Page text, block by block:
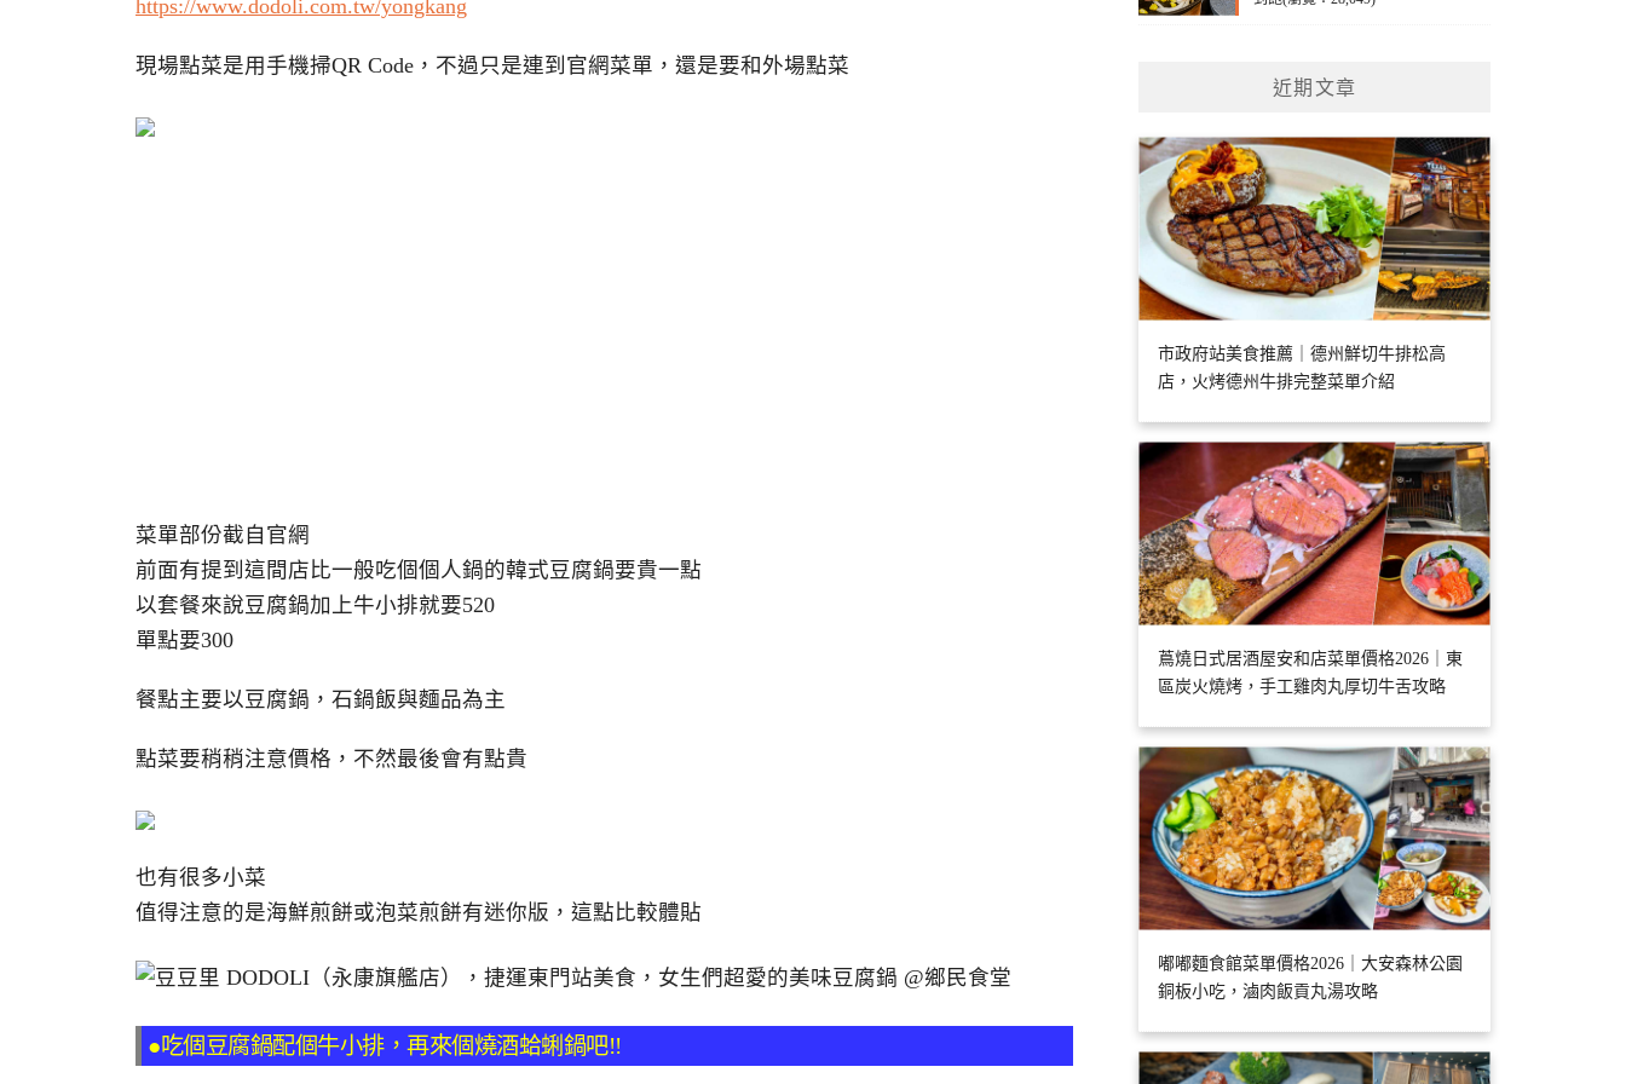
https://www.dodoli.com.tw/yongkang
現場點菜是用手機掃QR Code，不過只是連到官網菜單，還是要和外場點菜
菜單部份截自官網
前面有提到這間店比一般吃個個人鍋的韓式豆腐鍋要貴一點
以套餐來說豆腐鍋加上牛小排就要520
單點要300
餐點主要以豆腐鍋，石鍋飯與麵品為主
點菜要稍稍注意價格，不然最後會有點貴
也有很多小菜
值得注意的是海鮮煎餅或泡菜煎餅有迷你版，這點比較體貼
●吃個豆腐鍋配個牛小排，再來個燒酒蛤蜊鍋吧!!
近期文章
市政府站美食推薦｜德州鮮切牛排松高
店，火烤德州牛排完整菜單介紹
蔦燒日式居酒屋安和店菜單價格2026｜東
區炭火燒烤，手工雞肉丸厚切牛舌攻略
嘟嘟麵食館菜單價格2026｜大安森林公園
銅板小吃，滷肉飯貢丸湯攻略